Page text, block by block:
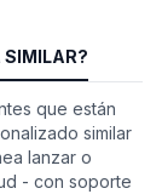
SIMILAR?
que están
similar
lanzar o
- con soporte